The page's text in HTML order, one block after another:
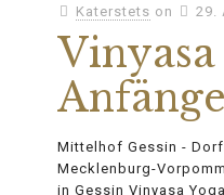
Katerstets on 29.
Mittelhof Gessin -
Mecklenburg-
in Gessin Vinyasa